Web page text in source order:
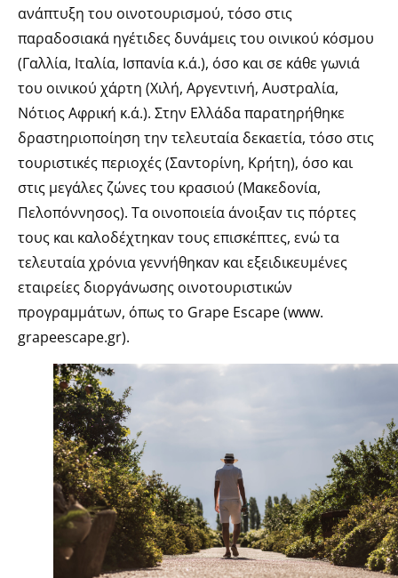
ανάπτυξη του οινοτουρισμού, τόσο στις
παραδοσιακά ηγέτιδες δυνάμεις του οινικού κόσμου
(Γαλλία, Ιταλία, Ισπανία κ.ά.), όσο και σε κάθε γωνιά
του οινικού χάρτη (Χιλή, Αργεντινή, Αυστραλία,
Νότιος Αφρική κ.ά.). Στην Ελλάδα παρατηρήθηκε
δραστηριοποίηση την τελευταία δεκαετία, τόσο στις
τουριστικές περιοχές (Σαντορίνη, Κρήτη), όσο και
στις μεγάλες ζώνες του κρασιού (Μακεδονία,
Πελοπόννησος). Τα οινοποιεία άνοιξαν τις πόρτες
τους και καλοδέχτηκαν τους επισκέπτες, ενώ τα
τελευταία χρόνια γεννήθηκαν και εξειδικευμένες
εταιρείες διοργάνωσης οινοτουριστικών
προγραμμάτων, όπως το Grape Escape (www.
grapeescape.gr).